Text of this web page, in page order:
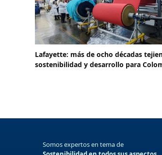
Lafayette: más de ocho décadas
sostenibilidad y desarrollo para
Somos expertos en tema de